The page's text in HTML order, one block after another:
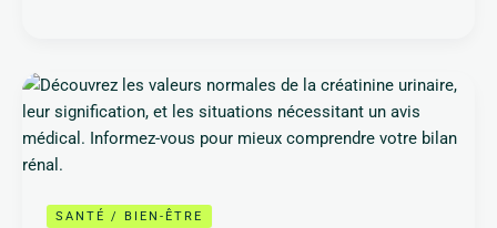
SANTÉ / BIEN-ÊTRE
Créatinine
urinaire
:
quelles
les